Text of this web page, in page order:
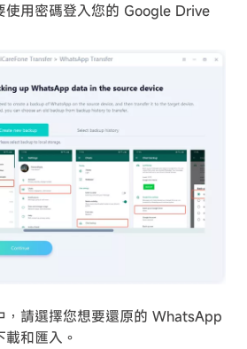
使用密碼登入您的 Google Drive
，請選擇您想要還原的 WhatsApp
和匯入。